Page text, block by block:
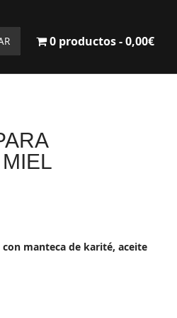
0 productos 0,00€
manteca de karité, aceite